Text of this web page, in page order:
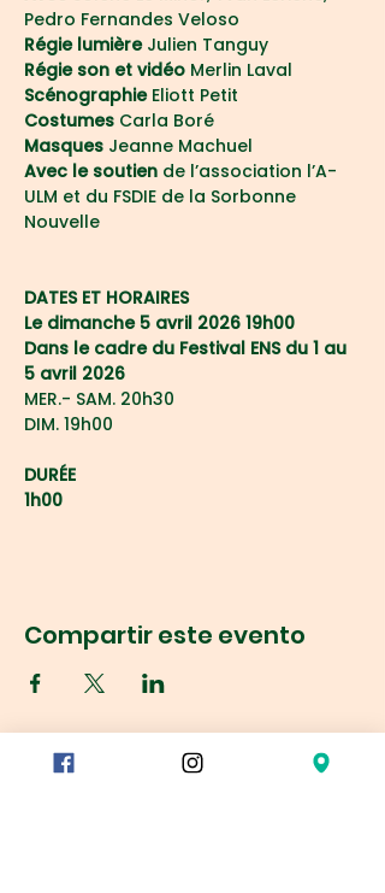
Pedro Fernandes Veloso
Régie lumière Julien Tanguy
Régie son et vidéo Merlin Laval
Scénographie Eliott Petit
Costumes Carla Boré
Masques Jeanne Machuel
Avec le soutien de l’association l’A-
ULM et du FSDIE de la Sorbonne
Nouvelle
DATES ET HORAIRES
Le dimanche 5 avril 2026 19h00
Dans le cadre du Festival ENS du 1 au
5 avril 2026
MER.- SAM. 20h30
DIM. 19h00
DURÉE
1h00
Compartir este evento